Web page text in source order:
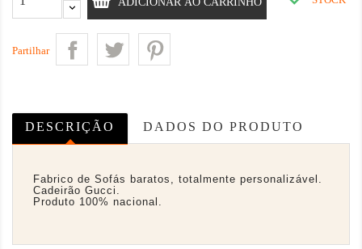
Partilhar
DESCRIÇÃO DADOS DO PRODUTO
Fabrico de Sofás baratos, totalmente personalizável.
Cadeirão Gucci.
Produto 100% nacional.